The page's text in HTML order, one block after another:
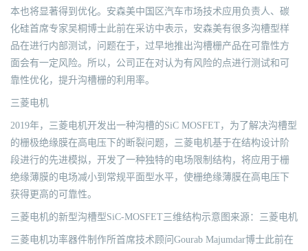
本也将显著得到优化。安森美中国区汽车市场技术应用负责人、碳
化硅首席专家吴桐博士此前在采访中表示，安森美有很多沟槽型样
品在进行内部测试，问题在于，过早地推出沟槽栅产品在可靠性方
面会有一定风险。所以，公司正在对认为有风险的点进行测试和可
靠性优化，提升沟槽栅的利用率。
三菱电机
2019年，三菱电机开发出一种沟槽的SiC MOSFET，为了解决沟槽型
的栅极绝缘膜在高电压下的断裂问题，三菱电机基于在结构设计阶
段进行的先进模拟，开发了一种独特的电场限制结构，将应用于栅
绝缘薄膜的电场减小到常规平面型水平，使栅绝缘薄膜在高电压下
获得更高的可靠性。
三菱电机的新型沟槽型SiC-MOSFET三维结构示意图来源：三菱电机
三菱电机功率器件制作所首席技术顾问Gourab Majumdar博士此前在